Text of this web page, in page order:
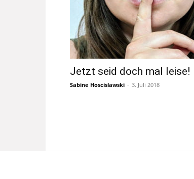
Jetzt seid doch mal leise!
Sabine Hoscislawski - 3. Juli 2018